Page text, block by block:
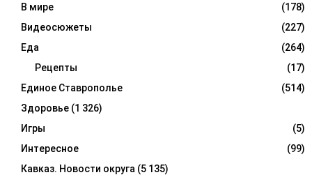
В мире
(178)
Видеосюжеты
(227)
Еда
(264)
Рецепты
(17)
Единое Ставрополье
(514)
Здоровье (1 326)
Игры
(5)
Интересное
(99)
Кавказ. Новости округа (5 135)